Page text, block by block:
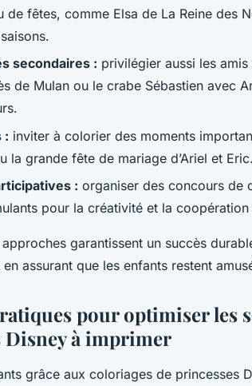
de fêtes, comme Elsa de La Reine des
secondaires : privilégier aussi les
de Mulan ou le crabe Sébastien avec
: inviter à colorier des moments
la grande fête de mariage d’Ariel et Eric.
: organiser des concours de
pour la créativité et la coopération
garantissent un succès
assurant que les enfants restent
pour optimiser les
Disney à imprimer
grâce aux coloriages de princesses